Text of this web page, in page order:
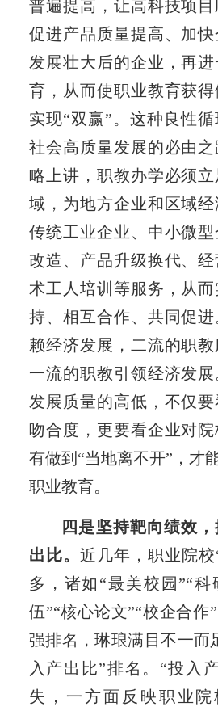
普遍提高，让高科技项
促进产品质量提高、加快
发展壮大后的企业，再
育，从而使职业教育获
实现“双赢”。这种良性
社会高质量发展的必由
略上讲，职教办学必须
域，为地方企业和区域
传统工业企业、中小微
改造、产品升级换代、
术工人培训等服务，从
持、相互合作、共同促
赖经济发展，二流的职教
一流的职教引领经济发
发展质量的高低，不仅
吻合度，更要看企业对
有做到“当地离不开”，才
职业教育。
四是坚持靶向绩效
出比。 近几年，职业院
多，诸如“最美校园”“科
伍”“核心论文”“校企合作
强排名，琳琅满目不一而
入产出比”排名。“投入
失，一方面反映职业